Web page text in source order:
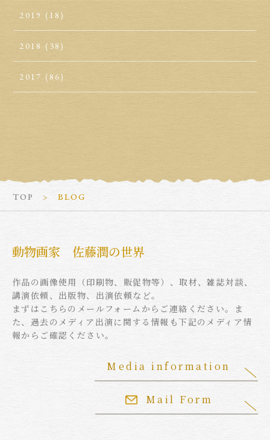
2019 (18)
2018 (38)
2017 (86)
TOP BLOG
動物画家 佐藤潤の世界
作品の画像使用（印刷物、販促物等）、取材、雑誌対談、
講演依頼、出版物、出演依頼など。
まずはこちらのメールフォームからご連絡ください。ま
た、過去のメディア出演に関する情報も下記のメディア情
報からご確認ください。
Mail Form
Media information